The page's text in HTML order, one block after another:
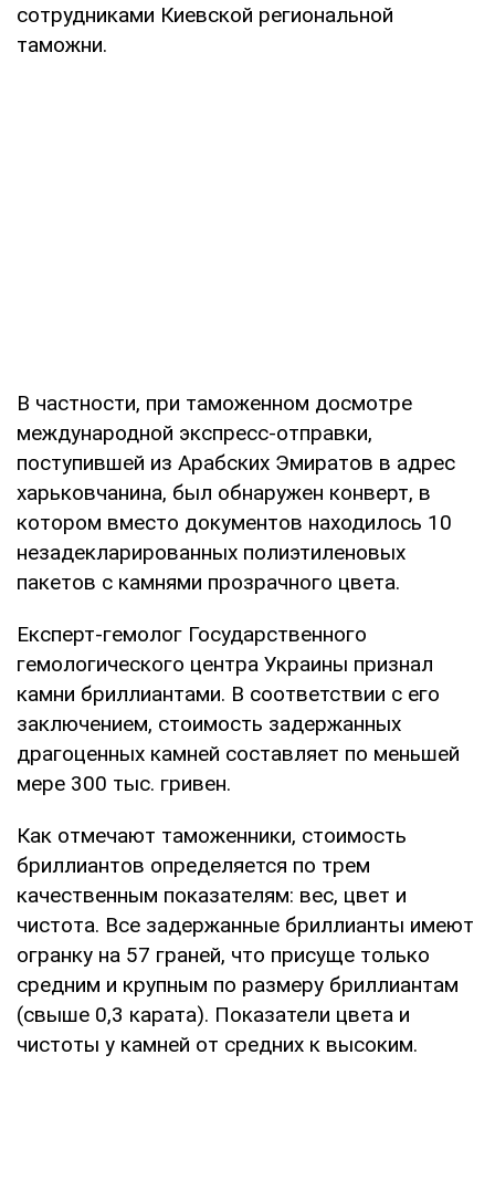
сотрудниками Киевской региональной
таможни.
В частности, при таможенном досмотре
международной экспресс-отправки,
поступившей из Арабских Эмиратов в адрес
харьковчанина, был обнаружен конверт, в
котором вместо документов находилось 10
незадекларированных полиэтиленовых
пакетов с камнями прозрачного цвета.
Експерт-гемолог Государственного
гемологического центра Украины признал
камни бриллиантами. В соответствии с его
заключением, стоимость задержанных
драгоценных камней составляет по меньшей
мере 300 тыс. гривен.
Как отмечают таможенники, стоимость
бриллиантов определяется по трем
качественным показателям: вес, цвет и
чистота. Все задержанные бриллианты имеют
огранку на 57 граней, что присуще только
средним и крупным по размеру бриллиантам
(свыше 0,3 карата). Показатели цвета и
чистоты у камней от средних к высоким.